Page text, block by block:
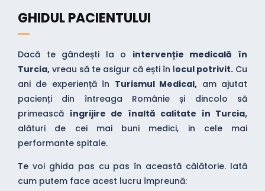
GHIDUL PACIENTULUI
Dacă te gândești la o intervenție medicală în
Turcia, vreau să te asigur că ești în locul potrivit. Cu
ani de experiență în Turismul Medical, am ajutat
pacienți din întreaga Românie și dincolo să
primească îngrijire de înaltă calitate în Turcia,
alături de cei mai buni medici, in cele mai
performante spitale.
Te voi ghida pas cu pas în această călătorie. Iată
cum putem face acest lucru împreună: